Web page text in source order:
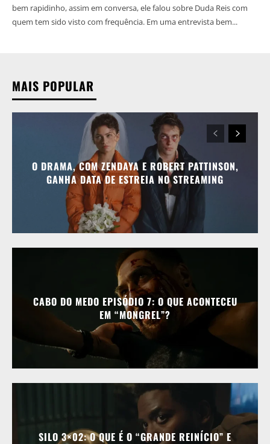
bem rapidinho, assim em conversa, ele falou sobre Duda Reis com
quem tem sido visto com frequência. Em uma entrevista bem...
MAIS POPULAR
O DRAMA, COM ZENDAYA E ROBERT PATTINSON,
GANHA DATA DE ESTREIA NO STREAMING
CABO DO MEDO EPISÓDIO 7: O QUE ACONTECEU
EM “MONGREL”?
SILO 3×02: O QUE É O “GRANDE REINÍCIO” E